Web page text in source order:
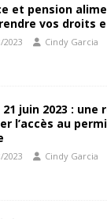
et pension
vos droits
2023 Cindy Garcia
21 juin 2023 :
l’accès au
2023 Cindy Garcia